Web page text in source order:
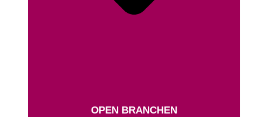
OPEN BRANCHEN